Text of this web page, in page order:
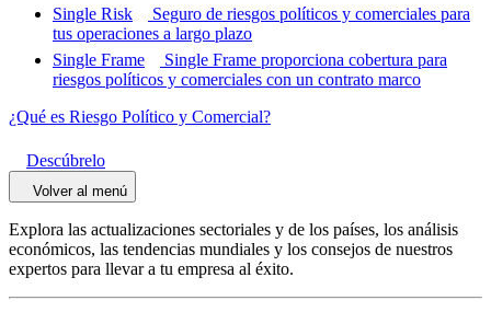
Single Risk
Seguro de riesgos políticos y comerciales para
tus operaciones a largo plazo
Single Frame
Single Frame proporciona cobertura para
riesgos políticos y comerciales con un contrato marco
¿Qué es Riesgo Político y Comercial?
Descúbrelo
Volver al menú
Explora las actualizaciones sectoriales y de los países, los análisis
económicos, las tendencias mundiales y los consejos de nuestros
expertos para llevar a tu empresa al éxito.